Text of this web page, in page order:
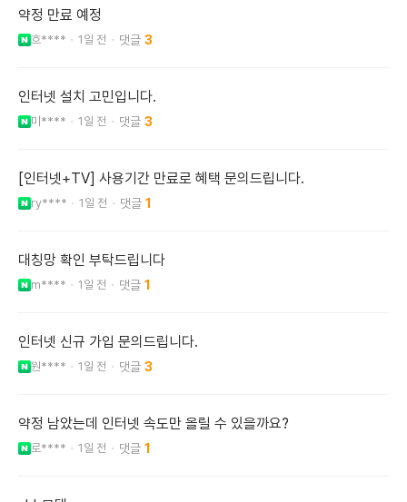
약정 만료 예정
흐**** 1일 전 3
인터넷 설치 고민입니다.
미**** 1일 전 3
[인터넷+TV] 사용기간 만료로 혜택 문의드립니다.
ry**** 1일 전 1
대칭망 확인 부탁드립니다
m**** 1일 전 1
인터넷 신규 가입 문의드립니다.
원**** 1일 전 3
약정 남았는데 인터넷 속도만 올릴 수 있을까요?
로**** 1일 전 1